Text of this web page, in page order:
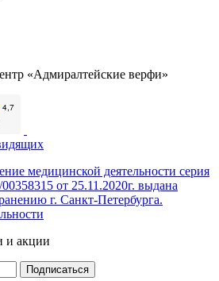
«Адмиралтейские верфи»
медицинской деятельности серия
от 25.11.2020г. выдана
г. Санкт-Петербурга.
и акции
Подписаться